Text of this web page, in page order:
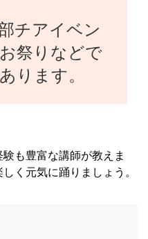
チアイベン
祭りなどで
ります。
も豊富な講師が教えま
く元気に踊りましょう。